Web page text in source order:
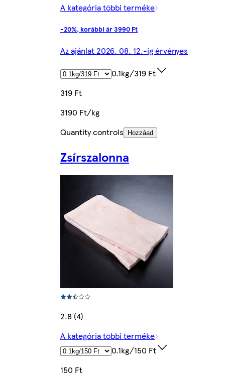
A kategória többi terméke
-20%, korábbi ár 3990 Ft
Az ajánlat 2026. 08. 12.-ig érvényes
0.1kg/319 Ft
319 Ft
3190 Ft/kg
Quantity controls
Hozzáad
Zsírszalonna
2.8 (4)
A kategória többi terméke
0.1kg/150 Ft
150 Ft